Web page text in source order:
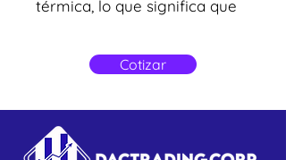
térmica, lo que significa que
ofreciendo una mayor
deterioro a lo largo del
tiempo.
Cinta color YMCKO
Cotizar